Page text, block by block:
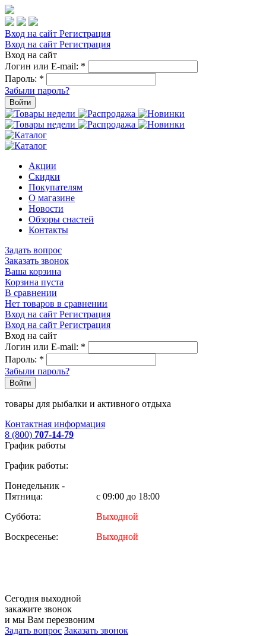
Вход на сайт Регистрация
Вход на сайт Регистрация
Вход на сайт
Логин или E-mail: *
Пароль: *
Забыли пароль?
Войти
Акции
Скидки
Покупателям
О магазине
Новости
Обзоры снастей
Контакты
Задать вопрос
Заказать звонок
Ваша корзина
Корзина пуста
В сравнении
Нет товаров в сравнении
Вход на сайт Регистрация
Вход на сайт Регистрация
Вход на сайт
Логин или E-mail: *
Пароль: *
Забыли пароль?
Войти
товары для рыбалки и активного отдыха
Контактная информация
8 (800) 707-14-79
График работы
График работы:
Понедельник -
Пятница:
с 09:00 до 18:00
Суббота:
Выходной
Воскресенье:
Выходной
Сегодня выходной
закажите звонок
и мы Вам перезвоним
Задать вопрос Заказать звонок